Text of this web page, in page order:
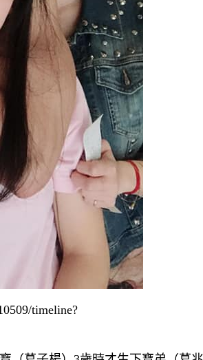
timeline?